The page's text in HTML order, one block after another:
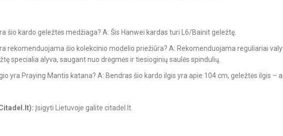
šio kardo geležtės medžiaga? A: Šis Hanwei kardas turi L6/Bainit geležtę.
rekomenduojama šio kolekcinio modelio priežiūra? A: Rekomenduojama reguliariai
specialia alyva, saugant nuo drėgmės ir tiesioginių saulės spindulių.
yra Praying Mantis katana? A: Bendras šio kardo ilgis yra apie 104 cm, geležtės ilgis –
Įsigyti Lietuvoje galite citadel.lt.